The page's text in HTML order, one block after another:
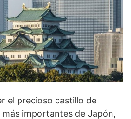
el precioso castillo de
importantes de Japón,